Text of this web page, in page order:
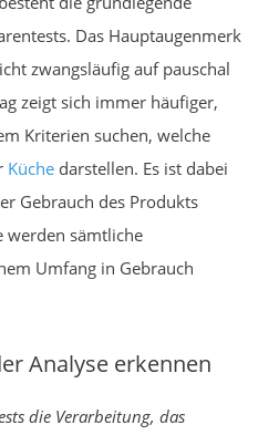
Das Hauptaugenmerk
zwangsläufig auf pauschal
zeigt sich immer häufiger,
Kriterien suchen, welche
Küche darstellen. Es ist dabei
Gebrauch des Produkts
werden sämtliche
Umfang in Gebrauch
Analyse erkennen
die Verarbeitung, das